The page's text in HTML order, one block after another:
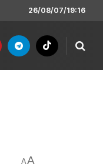
26/08/07/19:16
AA